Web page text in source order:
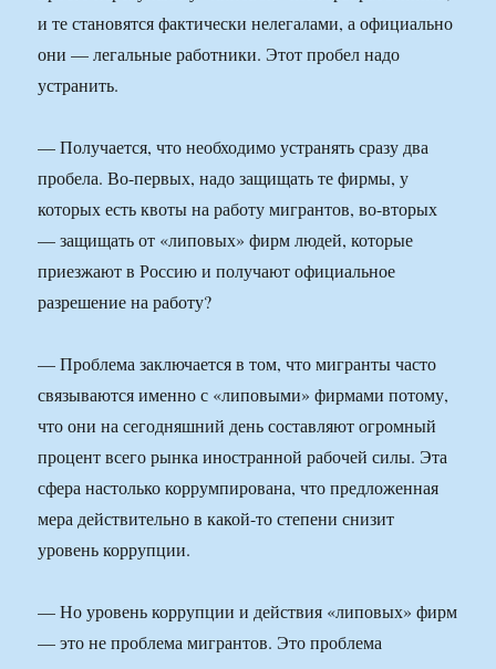
и те становятся фактически нелегалами, а официально
они — легальные работники. Этот пробел надо
устранить.
— Получается, что необходимо устранять сразу два
пробела. Во-первых, надо защищать те фирмы, у
которых есть квоты на работу мигрантов, во-вторых
— защищать от «липовых» фирм людей, которые
приезжают в Россию и получают официальное
разрешение на работу?
— Проблема заключается в том, что мигранты часто
связываются именно с «липовыми» фирмами потому,
что они на сегодняшний день составляют огромный
процент всего рынка иностранной рабочей силы. Эта
сфера настолько коррумпирована, что предложенная
мера действительно в какой-то степени снизит
уровень коррупции.
— Но уровень коррупции и действия «липовых» фирм
— это не проблема мигрантов. Это проблема